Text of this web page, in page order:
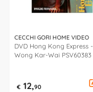
CECCHI GORI HOME VIDEO
DVD Hong Kong Express -
Wong Kar-Wai PSV60383
€ 12,90